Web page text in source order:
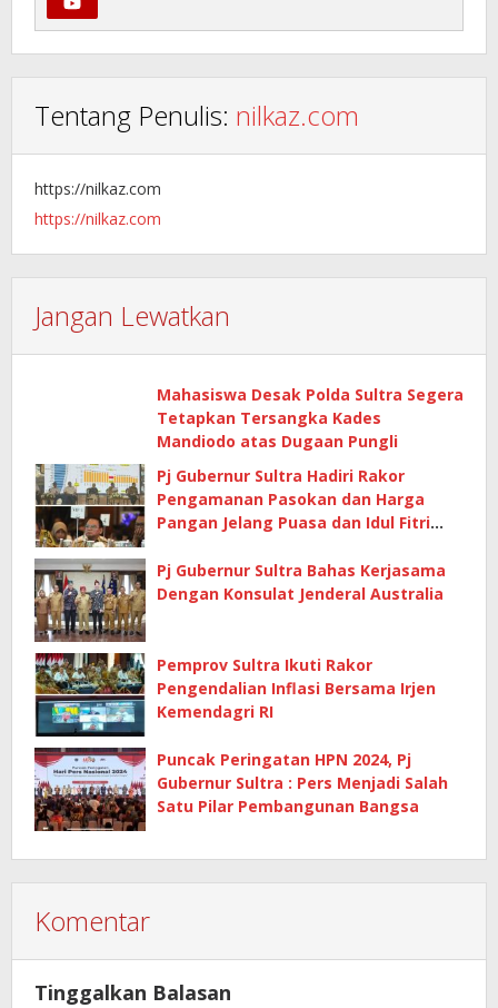
Tentang Penulis: nilkaz.com
https://nilkaz.com
https://nilkaz.com
Jangan Lewatkan
Mahasiswa Desak Polda Sultra Segera
Tetapkan Tersangka Kades
Mandiodo atas Dugaan Pungli
Pj Gubernur Sultra Hadiri Rakor
Pengamanan Pasokan dan Harga
Pangan Jelang Puasa dan Idul Fitri
Pj Gubernur Sultra Bahas Kerjasama
Dengan Konsulat Jenderal Australia
Pemprov Sultra Ikuti Rakor
Pengendalian Inflasi Bersama Irjen
Kemendagri RI
Puncak Peringatan HPN 2024, Pj
Gubernur Sultra : Pers Menjadi Salah
Satu Pilar Pembangunan Bangsa
Komentar
Tinggalkan Balasan